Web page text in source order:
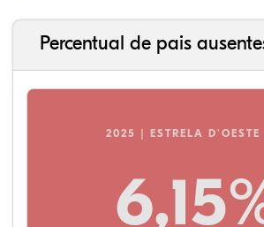
Percentual de pais
2025 | ESTRELA D'OESTE